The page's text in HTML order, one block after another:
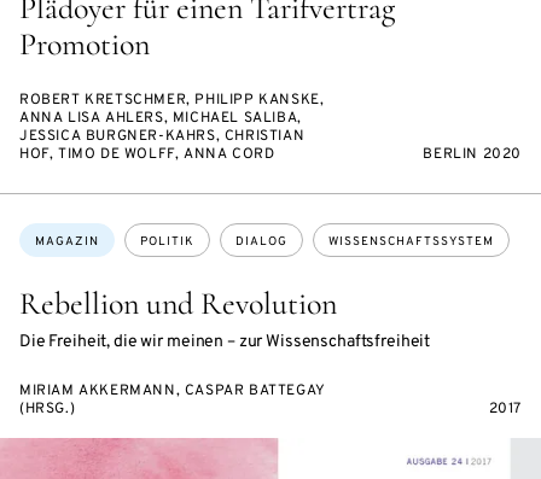
Plädoyer für einen Tarifvertrag
Promotion
ROBERT KRETSCHMER, PHILIPP KANSKE,
ANNA LISA AHLERS, MICHAEL SALIBA,
JESSICA BURGNER-KAHRS, CHRISTIAN
HOF, TIMO DE WOLFF, ANNA CORD
BERLIN 2020
Rebellion und Revolution
Die Freiheit, die wir meinen – zur Wissenschaftsfreiheit
Themen:
MAGAZIN POLITIK DIALOG WISSENSCHAFTSSYSTEM
MIRIAM AKKERMANN, CASPAR BATTEGAY
(HRSG.)
2017